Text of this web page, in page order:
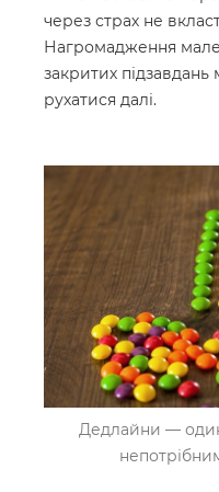
через страх не
Нагромадження
закритих
рухатися далі.
Дедлайни — один